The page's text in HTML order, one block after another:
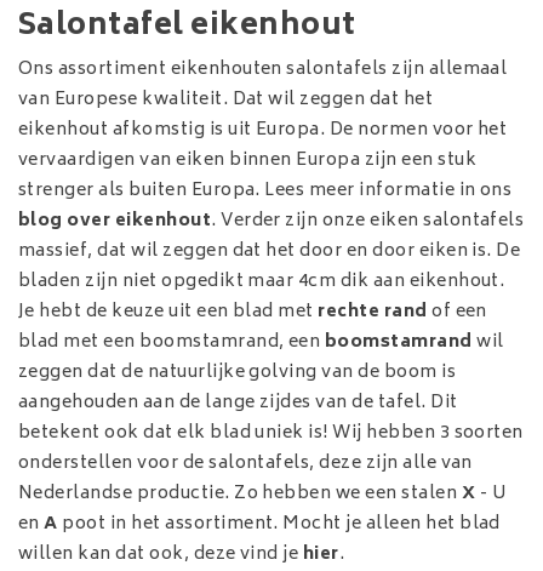
Salontafel eikenhout
Ons assortiment eikenhouten salontafels zijn allemaal
van Europese kwaliteit. Dat wil zeggen dat het
eikenhout afkomstig is uit Europa. De normen voor het
vervaardigen van eiken binnen Europa zijn een stuk
strenger als buiten Europa. Lees meer informatie in ons
blog over eikenhout. Verder zijn onze eiken salontafels
massief, dat wil zeggen dat het door en door eiken is. De
bladen zijn niet opgedikt maar 4cm dik aan eikenhout.
Je hebt de keuze uit een blad met rechte rand of een
blad met een boomstamrand, een boomstamrand wil
zeggen dat de natuurlijke golving van de boom is
aangehouden aan de lange zijdes van de tafel. Dit
betekent ook dat elk blad uniek is! Wij hebben 3 soorten
onderstellen voor de salontafels, deze zijn alle van
Nederlandse productie. Zo hebben we een stalen X - U
enA poot in het assortiment. Mocht je alleen het blad
willen kan dat ook, deze vind je hier.